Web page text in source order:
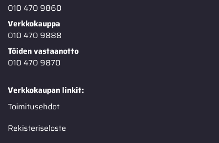
010 470 9860
Verkkokauppa
010 470 9888
Töiden vastaanotto
010 470 9870
Verkkokaupan linkit:
Toimitusehdot
Rekisteriseloste